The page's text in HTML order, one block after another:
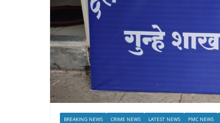
BREAKING NEWS CRIME NEWS LATEST NEWS PMC NEWS